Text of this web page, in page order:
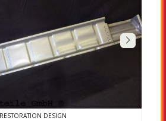
RESTORATION DESIGN